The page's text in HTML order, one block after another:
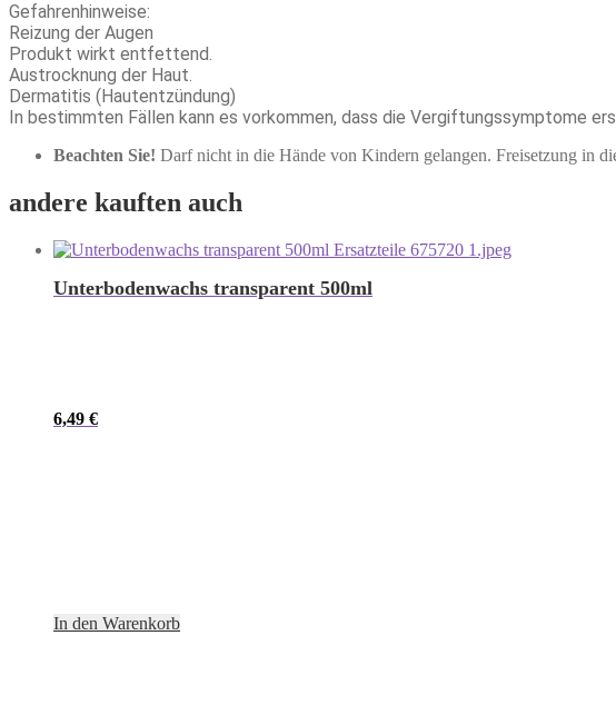
Gefahrenhinweise:
Reizung der Augen
Produkt wirkt entfettend.
Austrocknung der Haut.
Dermatitis (Hautentzündung)
In bestimmten Fällen kann es vorkommen, dass die Vergiftungssymptome
Beachten Sie! Darf nicht in die Hände von Kindern gelangen. Freisetzung in
andere kauften auch
Unterbodenwachs transparent 500ml
6,49 €
In den Warenkorb